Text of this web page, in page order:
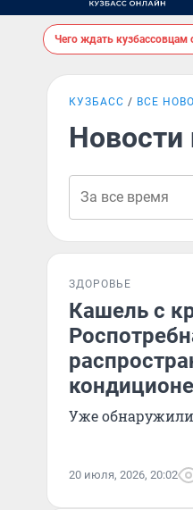
Чего ждать
КУЗБАСС ВСЕ
Новости
ЗДОРОВЬЕ
Кашель с
Уже
20 июля, 2026, 20:02